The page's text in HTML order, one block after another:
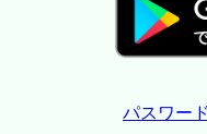
パスワー